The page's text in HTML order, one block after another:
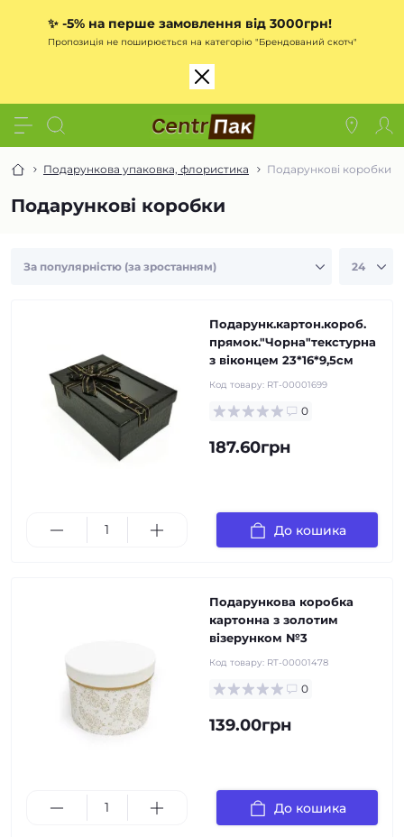
✨ -5% на перше замовлення від 3000грн!
Пропозиція не поширюється на категорію "Брендований скотч"
Подарункова упаковка, флористика Подарункові коробки
Подарункові коробки
Подарунк.картон.короб.
прямок."Чорна"текстурна
з віконцем 23*16*9,5см
Код товару: RT-00001699
0
187.60грн
До кошика
Подарункова коробка
картонна з золотим
візерунком №3
Код товару: RT-00001478
0
139.00грн
До кошика